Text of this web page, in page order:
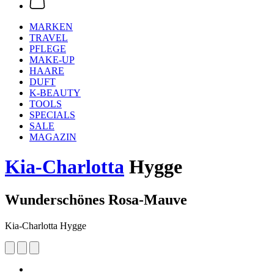
MARKEN
TRAVEL
PFLEGE
MAKE-UP
HAARE
DUFT
K-BEAUTY
TOOLS
SPECIALS
SALE
MAGAZIN
Kia-Charlotta Hygge
Wunderschönes Rosa-Mauve
Kia-Charlotta Hygge